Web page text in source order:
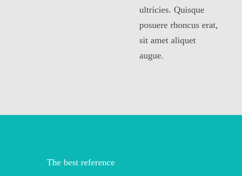
ultricies. Quisque
posuere rhoncus erat,
sit amet aliquet
augue.
The best reference